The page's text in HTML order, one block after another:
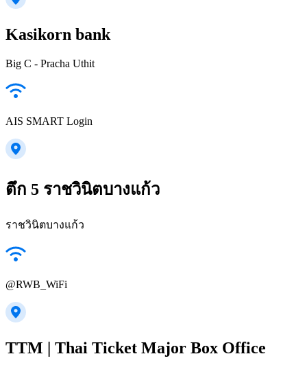
Kasikorn bank
Big C - Pracha Uthit
AIS SMART Login
ตึก 5 ราชวินิตบางแก้ว
ราชวินิตบางแก้ว
@RWB_WiFi
TTM | Thai Ticket Major Box Office